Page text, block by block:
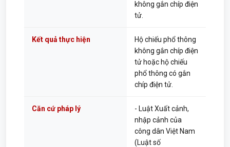
không gắn chíp điện
tử.
Kết quả thực hiện
Hộ chiếu phổ thông
không gắn chíp điện
tử hoặc hộ chiếu
phổ thông có gắn
chíp điện tử.
Căn cứ pháp lý
- Luật Xuất cảnh,
nhập cảnh của
công dân Việt Nam
(Luật số